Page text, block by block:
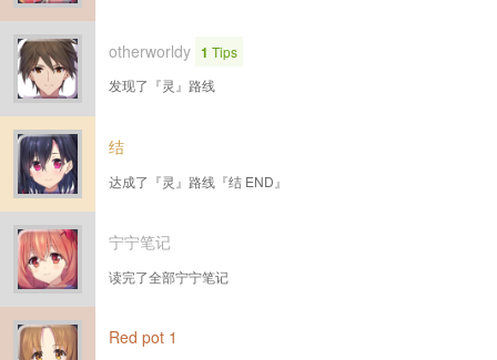
otherworldy 1 Tips
发现了『灵』路线
结
达成了『灵』路线『结 END』
宁宁笔记
读完了全部宁宁笔记
Red pot 1